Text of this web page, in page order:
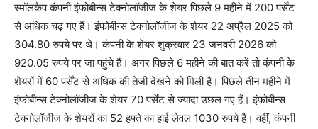
स्मॉलकैप कंपनी इंफोबीन्स टेक्नोलॉजीज के शेयर पिछले 9 महीने में 200 पर्सेंट
से अधिक चढ़ गए हैं। इंफोबीन्स टेक्नोलॉजीज के शेयर 22 अप्रैल 2025 को
304.80 रुपये पर थे। कंपनी के शेयर शुक्रवार 23 जनवरी 2026 को
920.05 रुपये पर जा पहुंचे हैं। अगर पिछले 6 महीने की बात करें तो कंपनी के
शेयरों में 60 पर्सेंट से अधिक की तेजी देखने को मिली है। पिछले तीन महीने में
इंफोबीन्स टेक्नोलॉजीज के शेयर 70 पर्सेंट से ज्यादा उछल गए हैं। इंफोबीन्स
टेक्नोलॉजीज के शेयरों का 52 हफ्ते का हाई लेवल 1030 रुपये है। वहीं, कंपनी